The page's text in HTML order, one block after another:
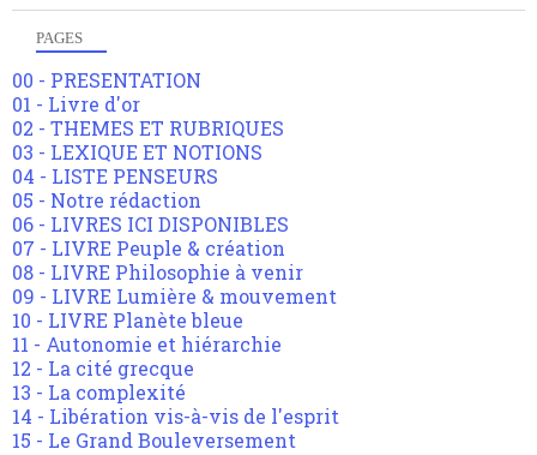
PAGES
00 - PRESENTATION
01 - Livre d'or
02 - THEMES ET RUBRIQUES
03 - LEXIQUE ET NOTIONS
04 - LISTE PENSEURS
05 - Notre rédaction
06 - LIVRES ICI DISPONIBLES
07 - LIVRE Peuple & création
08 - LIVRE Philosophie à venir
09 - LIVRE Lumière & mouvement
10 - LIVRE Planète bleue
11 - Autonomie et hiérarchie
12 - La cité grecque
13 - La complexité
14 - Libération vis-à-vis de l'esprit
15 - Le Grand Bouleversement